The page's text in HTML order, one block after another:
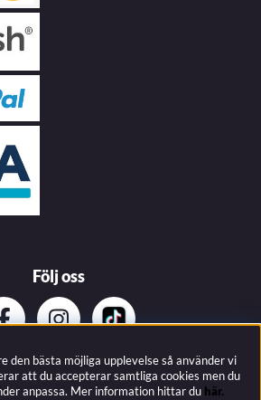
Följ oss
på vårat nyhetsbrev
den bästa möjliga upplevelse så använder vi
att du accepterar samtliga cookies men du
anpassa. Mer information hittar du här.